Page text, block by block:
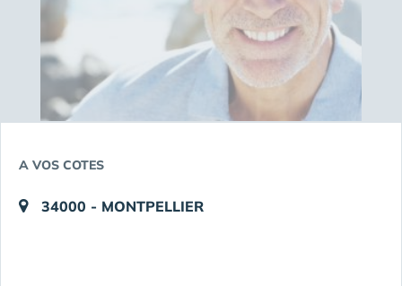
A VOS COTES
34000 - MONTPELLIER